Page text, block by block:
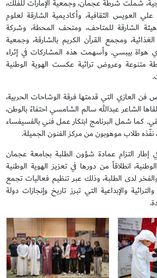
شملت شرطة عجمان، وجمعية الإمارات للفلك،
العويس الثقافية، وأكاديمية الشارقة لعلوم
الشارقة للمتاحف، ومتحف المحطة، وشركة
الغذائية، ومجمع القرآن الكريم بالشارقة، وجمعية
هواة بيبسي. وأسهمت هذه المشاركات في إثراء
متنوعة وعروض تراثية عكست الهوية الوطنية
العازي التي قدمتها فرقة الوشاحات الحربية،
الشاعر عبدالله سالم الشامسي احتفاءً بالوطن،
كما شمل البرنامج ابتكار عمل فني بالفسيفساء
نفّذه طلاب موهوبون من مركز الفنون الجميلة.
في إطار التزام عمادة شؤون الطلبة بجامعة عجمان
انطلاقاً من دورها في تعزيز الهوية الوطنية
لدى الطلبة، وذلك عبر تنظيم فعاليات تجمع
والإبداعية التي تبرز تاريخ وإنجازات دولة